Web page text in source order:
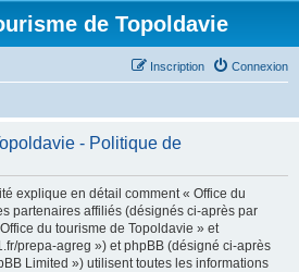
de Topoldavie
Connexion
Inscription
- Politique de
explique en détail comment « Office du
partenaires affiliés (désignés ci-après par
du tourisme de Topoldavie » et
prepa-agreg ») et phpBB (désigné ci-après
Limited ») utilisent toutes les informations